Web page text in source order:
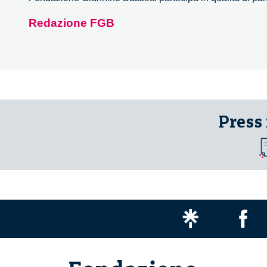
Redazione FGB